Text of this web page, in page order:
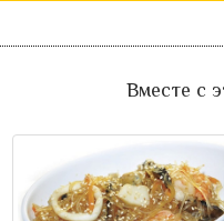
Вместе с